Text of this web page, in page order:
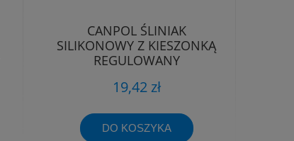
CANPOL ŚLINIAK
SILIKONOWY Z KIESZONKĄ
REGULOWANY
19,42 zł
DO KOSZYKA